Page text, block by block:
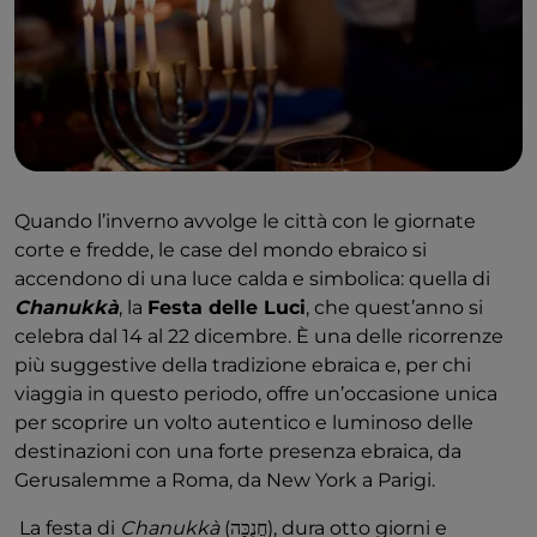
Quando l’inverno avvolge le città con le giornate
corte e fredde, le case del mondo ebraico si
accendono di una luce calda e simbolica: quella di
Chanukkà, la Festa delle Luci, che quest’anno si
celebra dal 14 al 22 dicembre. È una delle ricorrenze
più suggestive della tradizione ebraica e, per chi
viaggia in questo periodo, offre un’occasione unica
per scoprire un volto autentico e luminoso delle
destinazioni con una forte presenza ebraica, da
Gerusalemme a Roma, da New York a Parigi.
La festa di Chanukkà
(חֲנֻכָּה), dura otto giorni e